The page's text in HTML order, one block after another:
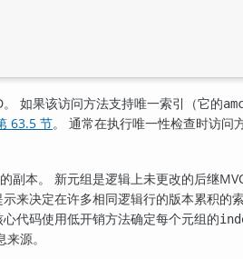
如果该访问方法支持唯一索引（它的
63.5 节。 通常在执行唯一性检查时访问
本。 新元组是逻辑上未更改的后继
来决定在许多相同逻辑行的版本累积的
心代码使用低开销方法确定每个元组的
源。